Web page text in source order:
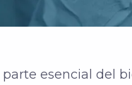
parte esencial del